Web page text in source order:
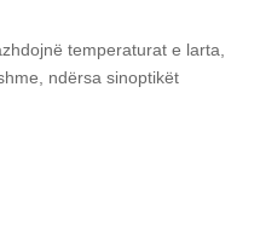
temperaturat e larta,
ndërsa sinoptikët